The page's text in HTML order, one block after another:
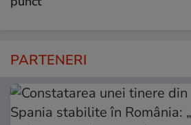
PARTENERI